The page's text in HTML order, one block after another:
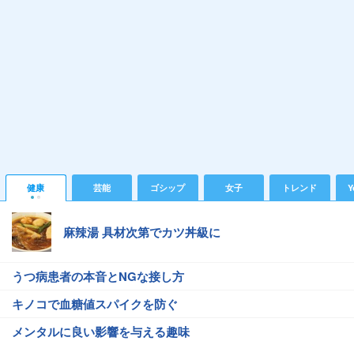
健康 芸能 ゴシップ 女子 トレンド
麻辣湯 具材次第でカツ丼級に
うつ病患者の本音とNGな接し方
キノコで血糖値スパイクを防ぐ
メンタルに良い影響を与える趣味